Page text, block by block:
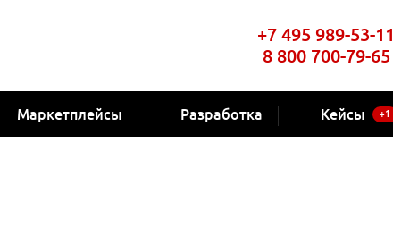
+7 495 989-53-11
8 800 700-79-65
Маркетплейсы Разработка Кейсы +1